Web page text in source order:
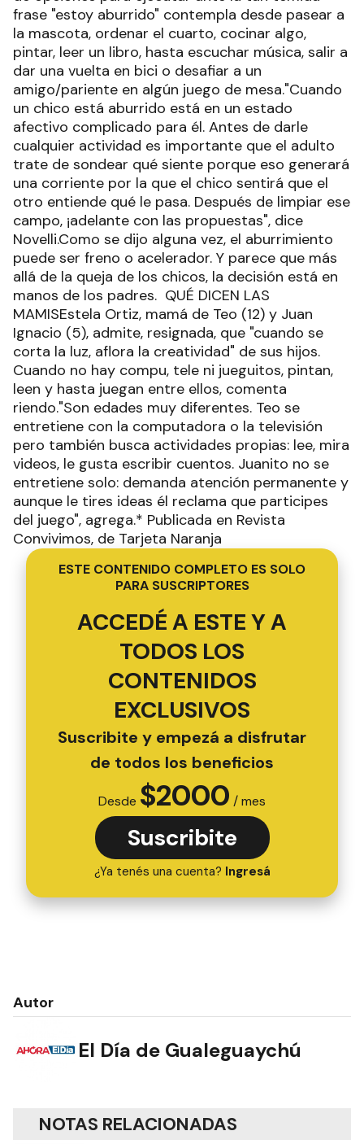
frase "estoy aburrido" contempla desde pasear a
la mascota, ordenar el cuarto, cocinar algo,
pintar, leer un libro, hasta escuchar música, salir a
dar una vuelta en bici o desafiar a un
amigo/pariente en algún juego de mesa."Cuando
un chico está aburrido está en un estado
afectivo complicado para él. Antes de darle
cualquier actividad es importante que el adulto
trate de sondear qué siente porque eso generará
una corriente por la que el chico sentirá que el
otro entiende qué le pasa. Después de limpiar ese
campo, ¡adelante con las propuestas", dice
Novelli.Como se dijo alguna vez, el aburrimiento
puede ser freno o acelerador. Y parece que más
allá de la queja de los chicos, la decisión está en
manos de los padres. QUÉ DICEN LAS
MAMISEstela Ortiz, mamá de Teo (12) y Juan
Ignacio (5), admite, resignada, que "cuando se
corta la luz, aflora la creatividad" de sus hijos.
Cuando no hay compu, tele ni jueguitos, pintan,
leen y hasta juegan entre ellos, comenta
riendo."Son edades muy diferentes. Teo se
entretiene con la computadora o la televisión
pero también busca actividades propias: lee, mira
videos, le gusta escribir cuentos. Juanito no se
entretiene solo: demanda atención permanente y
aunque le tires ideas él reclama que participes
del juego", agrega.* Publicada en Revista
Convivimos, de Tarjeta Naranja
ESTE CONTENIDO COMPLETO ES SOLO
PARA SUSCRIPTORES
ACCEDÉ A ESTE Y A
TODOS LOS
CONTENIDOS
EXCLUSIVOS
Suscribite y empezá a disfrutar
de todos los beneficios
Desde $2000 / mes
Suscribite
¿Ya tenés una cuenta? Ingresá
Autor
El Día de Gualeguaychú
NOTAS RELACIONADAS